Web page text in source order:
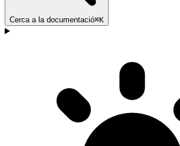
Cerca a la documentació⌘K